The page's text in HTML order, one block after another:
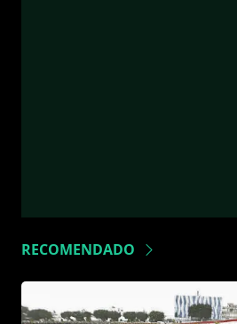
RECOMENDADO